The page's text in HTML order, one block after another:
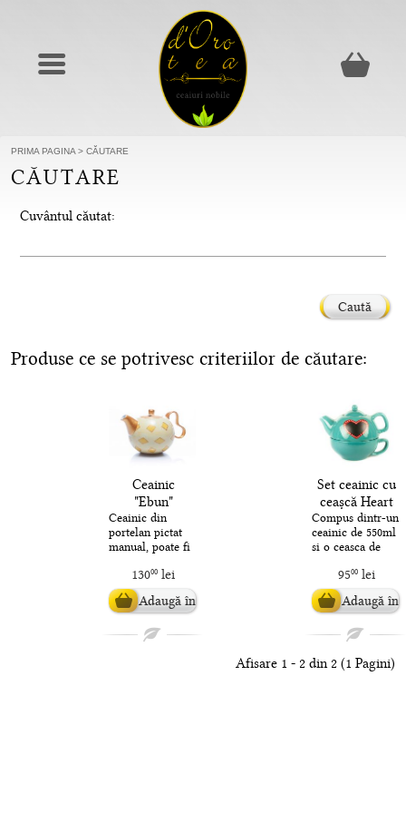
PRIMA PAGINA > CĂUTARE
CĂUTARE
Cuvântul căutat:
Caută
Produse ce se potrivesc criteriilor de căutare:
Ceainic
"Ebun"
1000ml
Ceainic din
portelan pictat
manual, poate fi
infuzii de pana
la 1000ml.
Modelul este ..
13000 lei
Adaugă în
coș
Set ceainic cu
ceașcă Heart
turcoaz
Compus dintr-un
ceainic de 550ml
si o ceasca de
ceai "Heart" este
ideal pentru a
ser..
9500lei
Adaugă în
coș
Afisare 1 - 2 din 2 (1 Pagini)